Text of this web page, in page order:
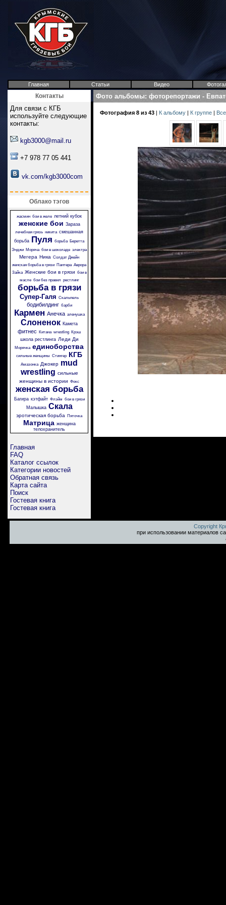
Главная Статьи Видео
Контакты
Для связи с КГБ
используйте следующие
контакты:
kgb3000@mail.ru
+7 978 77 05 441
vk.com/kgb3000com
Облако тэгов
жасмин бои в желе летний кубок
женские бои Зараза
лечебная грязь никита смешанная
борьба Пуля борьба Беретта
Энджи Моряча бои в шоколаде электра
Мегера Ника Солдат Джейн
женская борьба в грязи Пантера Аврора
Зайка Женские бои в грязи бои в
масле бои без правил рестлинг
борьба в грязи
Супер-Галя Скальпель
бодибилдинг барби
Кармен Анечка аленушка
Слоненок Камета
фитнес Китана wrestling Крэш
школа рестлинга Леди Ди
Морячка единоборства
сильные женщины Стингер КГБ
Амазонка Джокер mud
wrestling сильные
женщины в истории Фокс
женская борьба
Багира кэтфайт Флэйм бои в грязи
Малышка Скала
эротическая борьба Пяточка
Матрица женщина
телохранитель
Главная
FAQ
Каталог ссылок
Категории новостей
Обратная связь
Карта сайта
Поиск
Гостевая книга
Гостевая книга
Фото альбомы: фоторепортажи -
Фотография 8 из 43 | К альбому | К группе |
Copyright
при использовании материалов